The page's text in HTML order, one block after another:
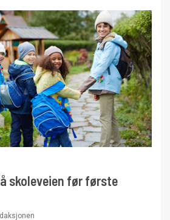
skoleveien før første